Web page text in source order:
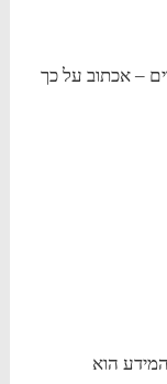
– אכתוב על כך
2021… והיום המידע הוא